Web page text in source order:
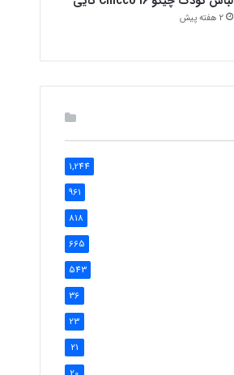
2 هفته پیش
1,244
961
818
665
543
36
23
21